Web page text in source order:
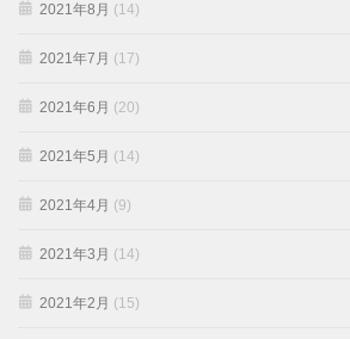
2021年8月 (14)
2021年7月 (17)
2021年6月 (20)
2021年5月 (14)
2021年4月 (9)
2021年3月 (14)
2021年2月 (15)